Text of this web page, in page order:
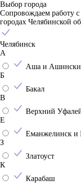
Выбор города
Сопровождаем работу
городах Челябинской
Челябинск
А
Аша и
Б
Бакал
В
Верхний
Е
Еманжелинск и
З
Златоуст
К
Карабаш